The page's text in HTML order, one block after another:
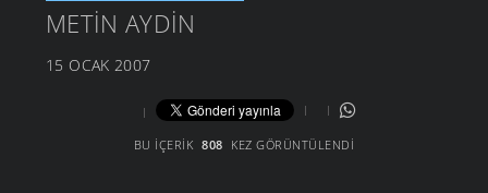
METIN AYDIN
15 OCAK 2007
BU İÇERIK 808 KEZ GÖRÜNTÜLENDI